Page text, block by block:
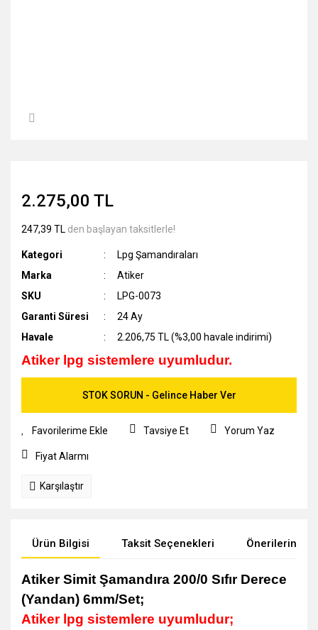
2.275,00 TL
247,39 TL den başlayan taksitlerle!
Kategori
Lpg Şamandıraları
Marka
Atiker
SKU
LPG-0073
Garanti Süresi
24 Ay
Havale
2.206,75 TL (%3,00 havale indirimi)
Atiker lpg sistemlere uyumludur.
STOK SORUN - Gelince Haber Ver
Tavsiye Et Yorum Yaz
Fiyat Alarmı
Karşılaştır
Ürün Bilgisi Taksit Seçenekleri Önerileriniz
Atiker Simit Şamandıra 200/0 Sıfır Derece
(Yandan) 6mm/Set;
Atiker lpg sistemlere uyumludur;